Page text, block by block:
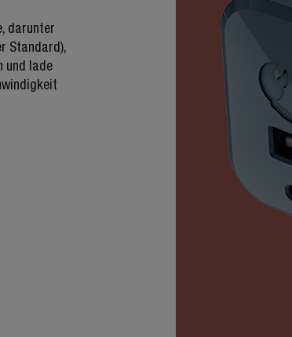
darunter
Standard),
und lade